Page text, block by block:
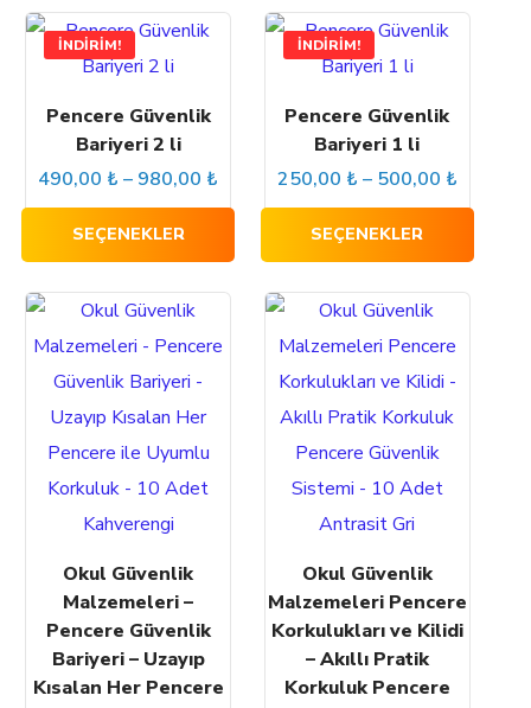
İNDIRIM!
Pencere Güvenlik
Bariyeri 2 li
490,00 ₺ – 980,00 ₺
SEÇENEKLER
İNDIRIM!
Pencere Güvenlik
Bariyeri 1 li
250,00 ₺ – 500,00 ₺
SEÇENEKLER
Okul Güvenlik
Malzemeleri –
Pencere Güvenlik
Bariyeri – Uzayıp
Kısalan Her Pencere
Okul Güvenlik
Malzemeleri Pencere
Korkulukları ve Kilidi
– Akıllı Pratik
Korkuluk Pencere